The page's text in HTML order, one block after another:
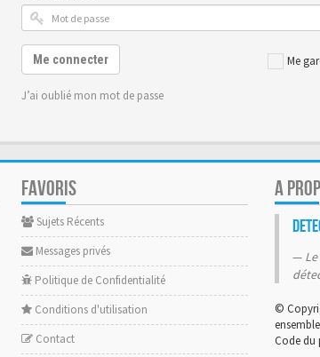
Me
Me connecter
J’ai oublié mon mot de passe
FAVORIS
Sujets Récents
Messages privés
Politique de Confidentialité
Conditions d'utilisation
Contact
A
©
Code du